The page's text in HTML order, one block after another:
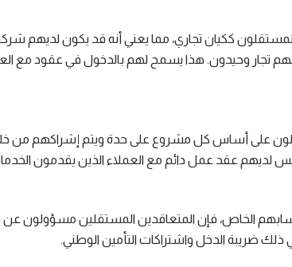
ككيان تجاري، مما يعني أنه قد يكون لديهم
تجار وحيدون. هذا يسمح لهم بالدخول في عقود مع
على أساس كل مشروع على حدة ويتم إشراكهم من
لديهم عقد عمل دائم مع العملاء الذين يقدمون
الخاص، فإن المتعاقدين المستقلين مسؤولون
ذلك ضريبة الدخل واشتراكات التأمين الوطني.